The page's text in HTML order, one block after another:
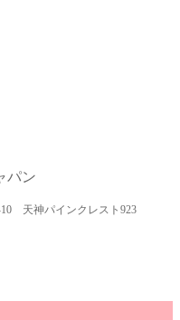
パン
天神パインクレスト923